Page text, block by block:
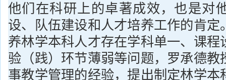
他们在科研上的卓著成效，也是对
设、队伍建设和人才培养工作的肯定
养林学本科人才存在学科单一、课程
验（践）环节薄弱等问题，罗承德教
事教学管理的经验，提出制定林学本